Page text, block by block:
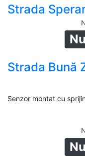
Strada
Strada Bună
Senzor montat cu